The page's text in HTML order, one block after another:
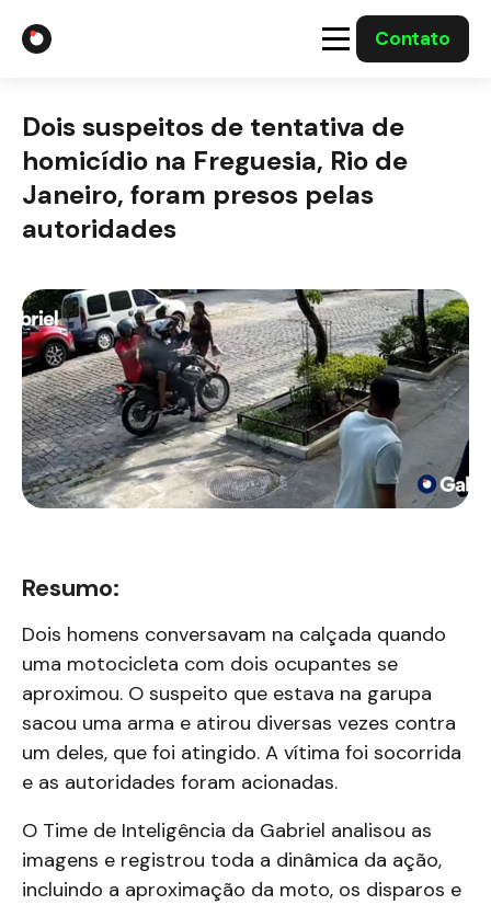
Contato
Soluções
Integrações com o Governo
Casos Solucionados
Mídia
Dois suspeitos de tentativa de
homicídio na Freguesia, Rio de
Janeiro, foram presos pelas
autoridades
Resumo:
Dois homens conversavam na calçada quando
uma motocicleta com dois ocupantes se
aproximou. O suspeito que estava na garupa
sacou uma arma e atirou diversas vezes contra
um deles, que foi atingido. A vítima foi socorrida
e as autoridades foram acionadas.
O Time de Inteligência da Gabriel analisou as
imagens e registrou toda a dinâmica da ação,
incluindo a aproximação da moto, os disparos e